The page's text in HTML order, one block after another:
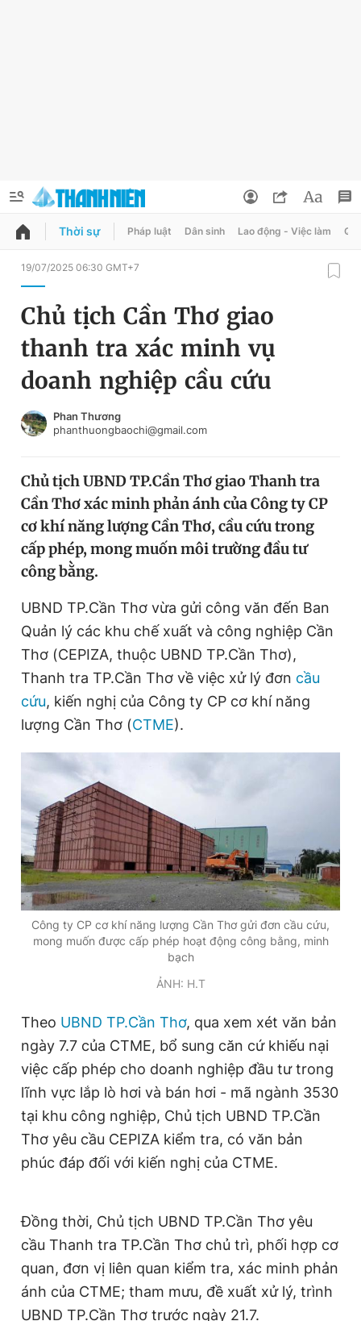
QUẢNG CÁO
Chuyên mục
Chuyên mục khác
Chào ngày mới
Video Magazine
Sản phẩm khác
Tiện ích Bạn cần biết
Thông tin tòa soạn Liên hệ quảng cáo
Đọc Thanh Niên trên điện thoại
Theo dõi báo trên
Hotline
0906 645 777
Liên hệ quảng cáo
0908 780 404
RSS Tòa soạn
Tổng biên tập: Nguyễn Ngọc Toàn
Phó tổng biên tập thường trực: Hải Thành
Phó tổng biên tập: Lâm Hiếu Dũng
Phó tổng biên tập: Trần Việt Hưng
Tổng thư ký tòa soạn: Đức Trung
Giấy phép xuất bản số 110/GP - BTTTT cấp ngày 24.3.2020
© 2003-2026 Bản quyền thuộc về Báo Thanh Niên. Cấm sao
chép dưới mọi hình thức nếu không có sự chấp thuận bằng văn
bản. Phát triển bởi ePi Technologies, JSC.
Đổi mật khẩu
Tin đã lưu
Đăng xuất
Thời sự Pháp luật Dân sinh Lao động - Việc làm
19/07/2025 06:30 GMT+7
Chủ tịch Cần Thơ giao
thanh tra xác minh vụ
doanh nghiệp cầu cứu
Phan Thương
phanthuongbaochi@gmail.com
Chủ tịch UBND TP.Cần Thơ giao Thanh tra
Cần Thơ xác minh phản ánh của Công ty CP
cơ khí năng lượng Cần Thơ, cầu cứu trong
cấp phép, mong muốn môi trường đầu tư
công bằng.
UBND TP.Cần Thơ vừa gửi công văn đến Ban
Quản lý các khu chế xuất và công nghiệp Cần
Thơ (CEPIZA, thuộc UBND TP.Cần Thơ),
Thanh tra TP.Cần Thơ về việc xử lý đơn cầu
cứu, kiến nghị của Công ty CP cơ khí năng
lượng Cần Thơ (CTME).
Công ty CP cơ khí năng lượng Cần Thơ gửi đơn cầu cứu,
mong muốn được cấp phép hoạt động công bằng, minh
bạch
ẢNH: H.T
Theo UBND TP.Cần Thơ, qua xem xét văn bản
ngày 7.7 của CTME, bổ sung căn cứ khiếu nại
việc cấp phép cho doanh nghiệp đầu tư trong
lĩnh vực lắp lò hơi và bán hơi - mã ngành 3530
tại khu công nghiệp, Chủ tịch UBND TP.Cần
Thơ yêu cầu CEPIZA kiểm tra, có văn bản
phúc đáp đối với kiến nghị của CTME.
Đồng thời, Chủ tịch UBND TP.Cần Thơ yêu
cầu Thanh tra TP.Cần Thơ chủ trì, phối hợp cơ
quan, đơn vị liên quan kiểm tra, xác minh phản
ánh của CTME; tham mưu, đề xuất xử lý, trình
UBND TP.Cần Thơ trước ngày 21.7.